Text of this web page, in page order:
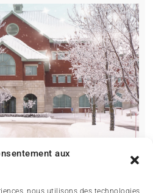
aux
nous utilisons des technologies